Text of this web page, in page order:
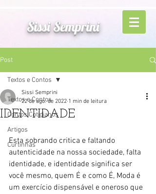
Sissi Semprini
Post
Textos e Contos
Contos Cotidianos
Artigos
Curtinhas
Textos e Contos
IDENTIDADE
Sissi Semprini
22 de ago. de 2022 1 min de leitura
Esta sobrando critica e faltando
autenticidade na nossa sociedade, falta
identidade, e identidade significa ser
você mesmo, quem É e como É, Moda é
um exercício dispensável e oneroso que